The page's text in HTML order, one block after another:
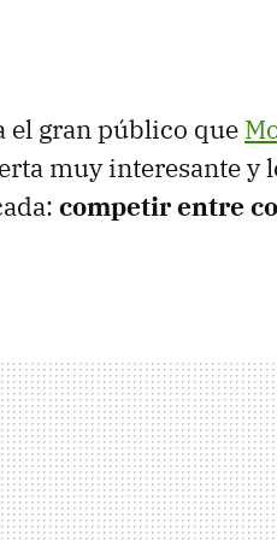
el gran público que
muy interesante y
competir entre